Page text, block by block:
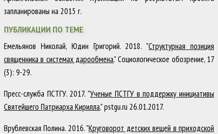
запланированы на 2015 г.
ПУБЛИКАЦИИ ПО ТЕМЕ
Емельянов Николай, Юдин Григорий.2018. "Структурная позиция
священника в системах дарообмена."Социологическое обозрение, 17
(3): 9-29.
Пресс-служба ПСТГУ.2017. "Ученые ПСТГУ в поддержку инициативы
Святейшего Патриарха Кирилла."pstgu.ru 26.01.2017.
Врублевская Полина. 2016."Круговорот детских вещей в приходской